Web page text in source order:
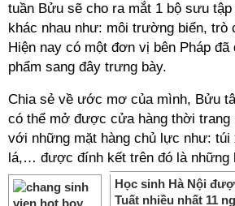
tuần Bửu sẽ cho ra mắt 1 bộ sưu
khác nhau như: môi trường biển,
Hiện nay có một đơn vị bên Pháp
phẩm sang đây trưng bày.
Chia sẻ về ước mơ của mình, Bửu
có thể mở được cửa hàng thời trang
với những mặt hàng chủ lực như: túi
lá,… được đính kết trên đó là những
Học sinh Hà Nội
Tuất nhiều nhất 11